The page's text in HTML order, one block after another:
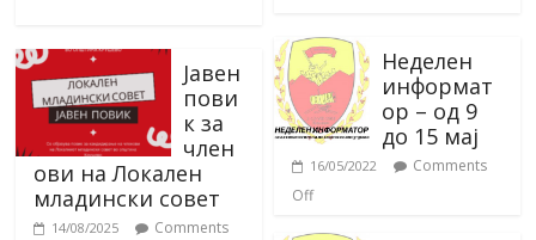
Јавен
пови
к за
член
ови на Локален
младински совет
14/08/2025
Comments
Неделен
информат
ор – од 9
до 15 мај
16/05/2022
Comments
Off